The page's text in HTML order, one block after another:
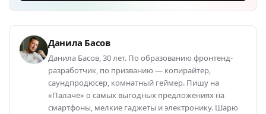
Данила Басов
Данила Басов, 30 лет. По образованию фронтенд-
разработчик, по призванию — копирайтер,
саундпродюсер, комнатный геймер. Пишу на
«Палаче» о самых выгодных предложениях на
смартфоны, мелкие гаджеты и электронику. Шарю